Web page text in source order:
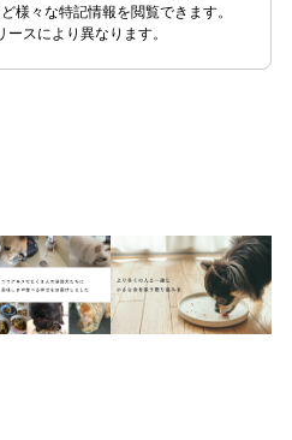
様々な特記情報を閲覧できます。
スにより異なります。